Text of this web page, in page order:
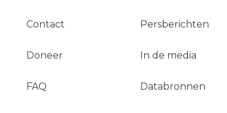
Contact
Doneer
FAQ
Persberichten
In de media
Databronnen